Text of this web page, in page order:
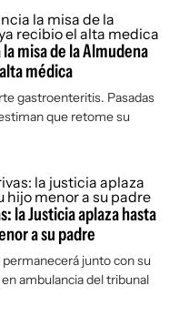
misa de la Almudena
médica
gastroenteritis. Pasadas
que retome su
la Justicia aplaza hasta
a su padre
junto con su
ambulancia del tribunal